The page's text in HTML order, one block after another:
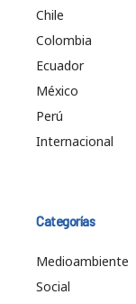
Chile
Colombia
Ecuador
México
Perú
Internacional
Categorías
Medioambiente
Social